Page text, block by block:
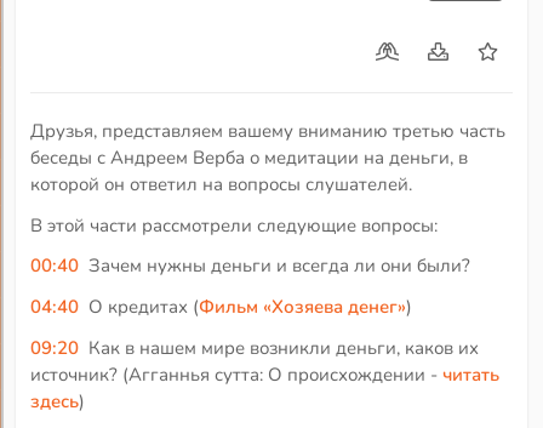
Друзья, представляем вашему вниманию третью часть
беседы с Андреем Верба о медитации на деньги, в
которой он ответил на вопросы слушателей.
В этой части рассмотрели следующие вопросы:
00:40 Зачем нужны деньги и всегда ли они были?
04:40 О кредитах (Фильм «Хозяева денег»)
09:20 Как в нашем мире возникли деньги, каков их
источник? (Агганнья сутта: О происхождении -читать
здесь)